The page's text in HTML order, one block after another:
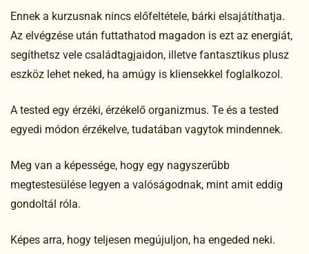
Ennek a kurzusnak nincs előfeltétele, bárki elsajátíthatja.
Az elvégzése után futtathatod magadon is ezt az energiát,
segíthetsz vele családtagjaidon, illetve fantasztikus plusz
eszköz lehet neked, ha amúgy is kliensekkel foglalkozol.
A tested egy érzéki, érzékelő organizmus. Te és a tested
egyedi módon érzékelve, tudatában vagytok mindennek.
Meg van a képessége, hogy egy nagyszerűbb
megtestesülése legyen a valóságodnak, mint amit eddig
gondoltál róla.
Képes arra, hogy teljesen megújuljon, ha engeded neki.